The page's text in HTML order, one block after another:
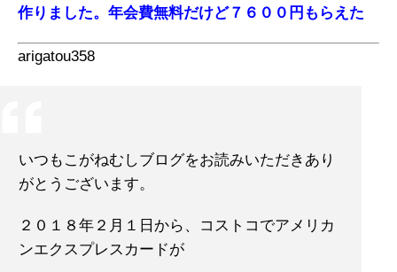
作りました。年会費無料だけど７６００円もらえた
arigatou358
いつもこがねむしブログをお読みいただきあり
がとうございます。
２０１８年２月１日から、コストコでアメリカ
ンエクスプレスカードが